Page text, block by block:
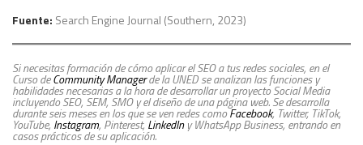
Fuente: Search Engine Journal (Southern, 2023)
Si necesitas formación de cómo aplicar el SEO a tus redes sociales, en el
Curso deCommunity Managerde la UNED se analizan las funciones y
habilidades necesarias a la hora de desarrollar un proyecto Social Media
incluyendo SEO, SEM, SMO y el diseño de una página web. Se desarrolla
durante seis meses en los que se ven redes comoFacebook, Twitter, TikTok,
YouTube, Instagram, Pinterest, LinkedIny WhatsApp Business, entrando en
casos prácticos de su aplicación.